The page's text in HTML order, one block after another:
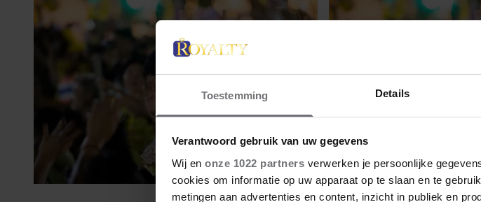
Toestemming Details
Verantwoord gebruik van uw gegevens
Wij en onze 1022 partners verwerken je persoonlijke
cookies om informatie op uw apparaat op te slaan en te
metingen aan advertenties en content, inzicht in publiek en